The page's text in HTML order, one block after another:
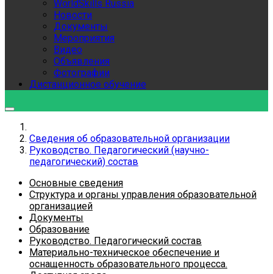
WorldSkills Russia
Новости
Документы
Мероприятия
Видео
Объявления
Фотографии
Дистанционное обучение
Сведения об образовательной организации
Руководство. Педагогический (научно-
педагогический) состав
Основные сведения
Структура и органы управления образовательной
организацией
Документы
Образование
Руководство. Педагогический состав
Материально-техническое обеспечение и
оснащенность образовательного процесса.